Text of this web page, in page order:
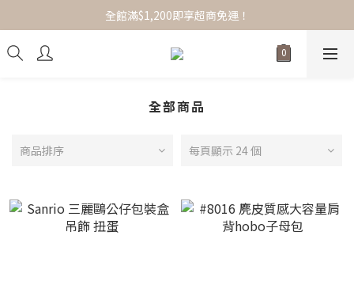
全館滿$1,200即享超商免運！
全館滿$1,200即享超商免運！
選品服飾/女裝/配件小物，任搭1+1免運！
全部商品
商品排序 每頁顯示 24 個